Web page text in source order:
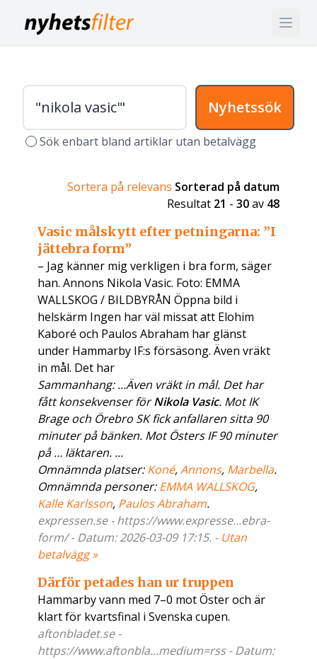
Nyhetssök
Sök enbart bland artiklar utan betalvägg
Sortera på relevans Sorterad på datum
Resultat 21 - 30av 48
Vasic målskytt efter petningarna: ”I
jättebra form”
– Jag känner mig verkligen i bra form, säger
han. Annons Nikola Vasic. Foto: EMMA
WALLSKOG / BILDBYRÅN Öppna bild i
helskärm Ingen har väl missat att Elohim
Kaboré och Paulos Abraham har glänst
under Hammarby IF:s försäsong. Även vräkt
in mål. Det har
Sammanhang: ...Även vräkt in mål. Det har
fått konsekvenser förNikola Vasic. Mot IK
Brage och Örebro SK fick anfallaren sitta 90
minuter på bänken. Mot Östers IF 90 minuter
på … läktaren. ...
Omnämnda platser:Koné,Annons, Marbella.
Omnämnda personer:EMMA WALLSKOG,
Kalle Karlsson, Paulos Abraham.
expressen.se - https://www.expresse...ebra-
form/ - Datum: 2026-03-09 17:15. - Utan
betalvägg »
Därför petades han ur truppen
Hammarby vann med 7–0 mot Öster och är
klart för kvartsfinal i Svenska cupen.
aftonbladet.se -
https://www.aftonbla...medium=rss - Datum: